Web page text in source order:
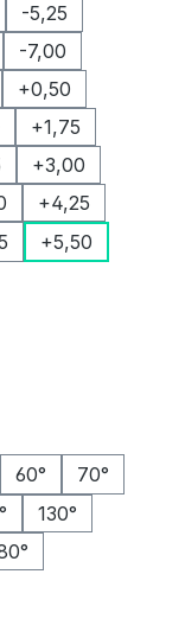
-5,25
-7,00
+0,50
+1,75
+3,00
+4,25
+5,50
60°
70°
130°